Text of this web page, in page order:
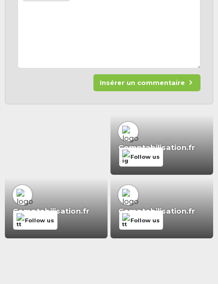
Insérer un commentaire
Comptabilisation.fr
Follow us
Comptabilisation.fr
Follow us
Comptabilisation.fr
Follow us